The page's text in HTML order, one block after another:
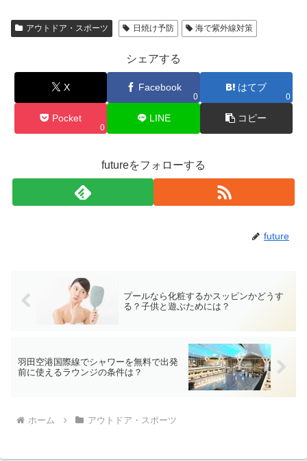
アウトドア・スポーツ 日焼け予防 海で紫外線対策
シェアする
X Facebook
0
はてブ
0
Pocket
0
LINE コピー
futureをフォローする
future
プールなら化粧するかスッピンかどうす
る？子供と遊ぶためには？
羽田空港国際線でシャワーを無料で出発
前に使えるラウンジの条件は？
ホーム アウトドア・スポーツ